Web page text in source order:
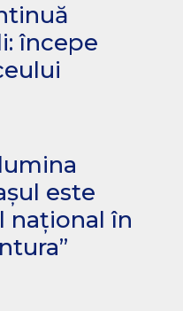
începe
este
național în